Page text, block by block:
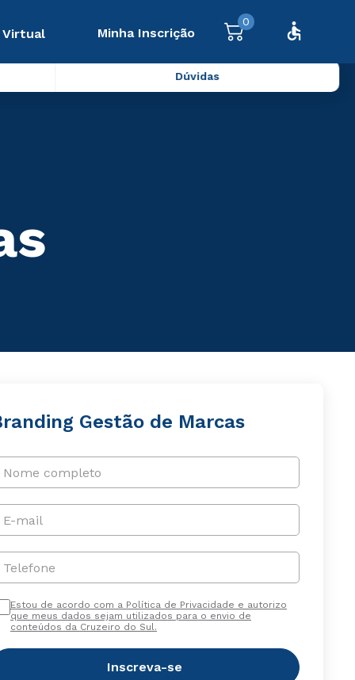
Virtual Minha Inscrição
0
Dúvidas
Gestão de Marcas
Nome completo
E-mail
Telefone
Estou de acordo com a Política de Privacidade e autorizo
que meus dados sejam utilizados para o envio de
conteúdos da Cruzeiro do Sul.
Inscreva-se